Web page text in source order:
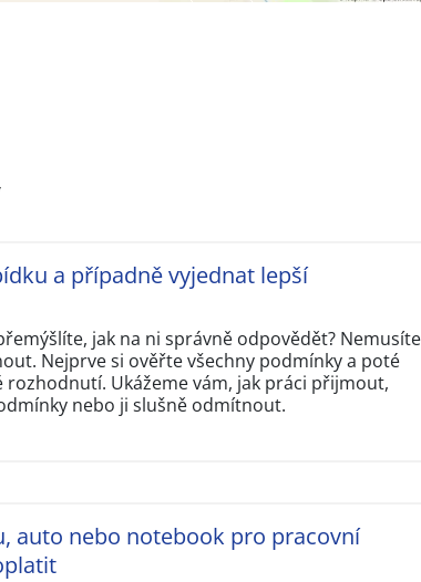
a případně vyjednat lepší
jak na ni správně odpovědět? Nemusíte
Nejprve si ověřte všechny podmínky a poté
rozhodnutí. Ukážeme vám, jak práci přijmout,
nebo ji slušně odmítnout.
auto nebo notebook pro pracovní